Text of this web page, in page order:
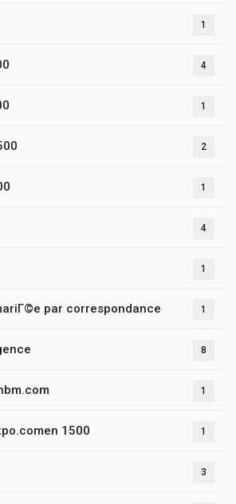
1
4
1
2
1
4
1
par correspondance 1
8
1
1500 1
3